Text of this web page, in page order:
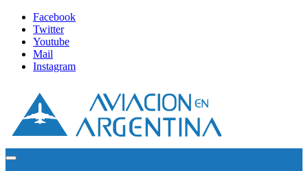
Facebook
Twitter
Youtube
Mail
Instagram